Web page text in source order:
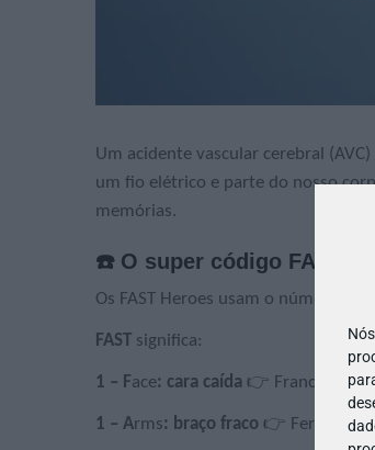
Um acidente vascular cerebral
um fio elétrico e parte do nosso
memórias.
☎️ O super código FAST 112
Os FAST Heroes usam o número
FAST significa:
1 – Face: cara caída 👉 Francisco (a
1 – Arms: braço fraco 👉 Fernando